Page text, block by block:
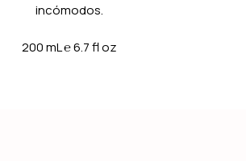
incómodos.
200 mL℮6.7 fl oz